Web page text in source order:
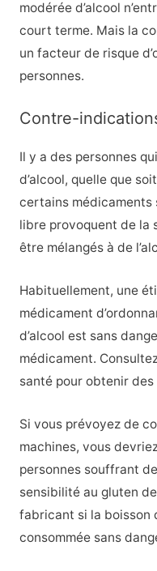
modérée d’alcool
court terme. Mais la
un facteur de risque
personnes.
Contre-
Il y a des personnes
d’alcool, quelle que
certains médicaments
libre provoquent de la
être mélangés à de
Habituellement, une
médicament
d’alcool est sans
médicament.
santé pour obtenir
Si vous prévoyez de
machines, vous
personnes souffrant
sensibilité au gluten
fabricant si la boisson
consommée sans